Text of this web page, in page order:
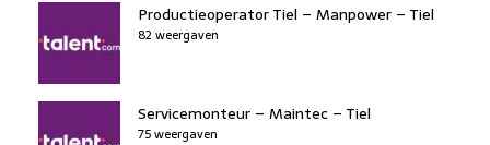
Productieoperator Tiel – Manpower – Tiel
82 weergaven
Servicemonteur – Maintec – Tiel
75 weergaven